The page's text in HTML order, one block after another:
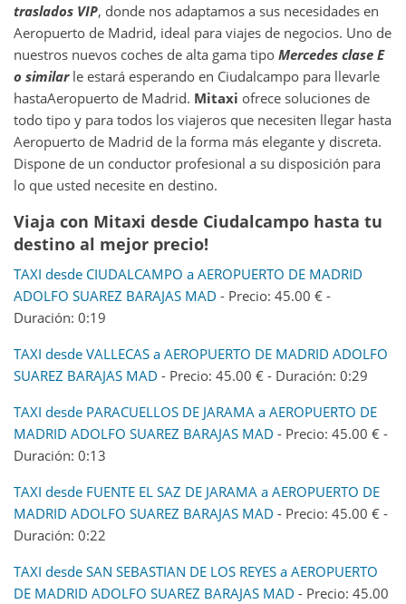
traslados VIP, donde nos adaptamos a sus necesidades en
Aeropuerto de Madrid, ideal para viajes de negocios. Uno de
nuestros nuevos coches de alta gama tipo Mercedes clase E
o similarle estará esperando en Ciudalcampo para llevarle
hastaAeropuerto de Madrid. Mitaxi ofrece soluciones de
todo tipo y para todos los viajeros que necesiten llegar hasta
Aeropuerto de Madrid de la forma más elegante y discreta.
Dispone de un conductor profesional a su disposición para
lo que usted necesite en destino.
Viaja con Mitaxi desde Ciudalcampo hasta tu
destino al mejor precio!
TAXI desde CIUDALCAMPO a AEROPUERTO DE MADRID
ADOLFO SUAREZ BARAJAS MAD - Precio: 45.00 € -
Duración: 0:19
TAXI desde VALLECAS a AEROPUERTO DE MADRID ADOLFO
SUAREZ BARAJAS MAD - Precio: 45.00 € - Duración: 0:29
TAXI desde PARACUELLOS DE JARAMA a AEROPUERTO DE
MADRID ADOLFO SUAREZ BARAJAS MAD - Precio: 45.00 € -
Duración: 0:13
TAXI desde FUENTE EL SAZ DE JARAMA a AEROPUERTO DE
MADRID ADOLFO SUAREZ BARAJAS MAD - Precio: 45.00 € -
Duración: 0:22
TAXI desde SAN SEBASTIAN DE LOS REYES a AEROPUERTO
DE MADRID ADOLFO SUAREZ BARAJAS MAD - Precio: 45.00